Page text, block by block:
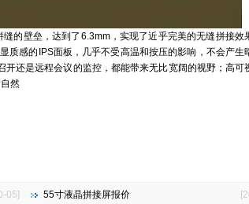
的壁垒，达到了6.3mm，实现了近乎完美的无缝拼接效
质感的IPS面板，几乎不受高温和按压的影响，不会产生
还是远程会议的监控，都能带来无比宽阔的视野；高可
然
05] 55寸液晶拼接屏报价